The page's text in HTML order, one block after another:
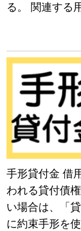
る。 関連する
手形貸付金 借
われる貸付債
い場合は、「
に約束手形を